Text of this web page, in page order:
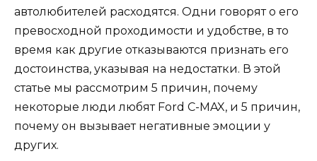
автолюбителей расходятся. Одни говорят о его
превосходной проходимости и удобстве, в то
время как другие отказываются признать его
достоинства, указывая на недостатки. В этой
статье мы рассмотрим 5 причин, почему
некоторые люди любят Ford C-MAX, и 5 причин,
почему он вызывает негативные эмоции у
других.